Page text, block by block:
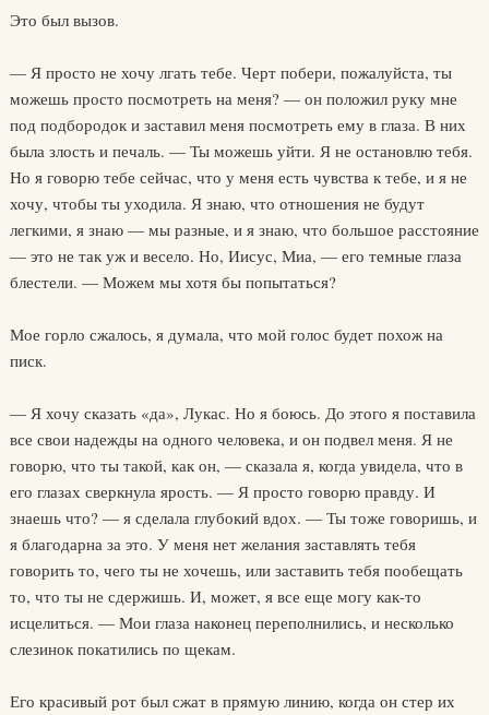
Это был вызов.
— Я просто не хочу лгать тебе. Черт побери, пожалуйста, ты
можешь просто посмотреть на меня? — он положил руку мне
под подбородок и заставил меня посмотреть ему в глаза. В них
была злость и печаль. — Ты можешь уйти. Я не остановлю тебя.
Но я говорю тебе сейчас, что у меня есть чувства к тебе, и я не
хочу, чтобы ты уходила. Я знаю, что отношения не будут
легкими, я знаю — мы разные, и я знаю, что большое расстояние
— это не так уж и весело. Но, Иисус, Миа, — его темные глаза
блестели. — Можем мы хотя бы попытаться?
Мое горло сжалось, я думала, что мой голос будет похож на
писк.
— Я хочу сказать «да», Лукас. Но я боюсь. До этого я поставила
все свои надежды на одного человека, и он подвел меня. Я не
говорю, что ты такой, как он, — сказала я, когда увидела, что в
его глазах сверкнула ярость. — Я просто говорю правду. И
знаешь что? — я сделала глубокий вдох. — Ты тоже говоришь, и
я благодарна за это. У меня нет желания заставлять тебя
говорить то, чего ты не хочешь, или заставить тебя пообещать
то, что ты не сдержишь. И, может, я все еще могу как-то
исцелиться. — Мои глаза наконец переполнились, и несколько
слезинок покатились по щекам.
Его красивый рот был сжат в прямую линию, когда он стер их